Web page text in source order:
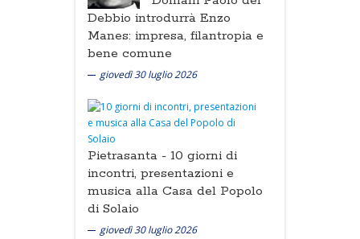
Debbio introdurrà Enzo
Manes: impresa, filantropia e
bene comune
giovedì 30 luglio 2026
Pietrasanta - 10 giorni di
incontri, presentazioni e
musica alla Casa del Popolo
di Solaio
giovedì 30 luglio 2026